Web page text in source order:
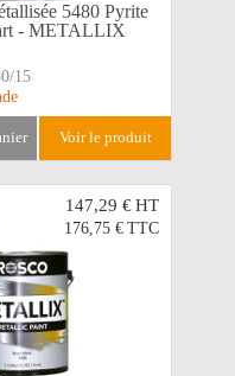
5480 Pyrite
- METALLIX
15
voir le produit
147,29 €HT
176,75 € TTC